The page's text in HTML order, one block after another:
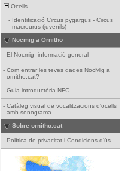
Ocells
- Identificació Circus pygargus - Circus
macrourus (juvenils)
Nocmig a Ornitho
- El Nocmig- informació general
- Com entrar les teves dades NocMig a
ornitho.cat?
- Guia introductòria NFC
- Catàleg visual de vocalitzacions d'ocells
amb sonograma
Sobre ornitho.cat
- Política de privacitat i Condicions d'ús